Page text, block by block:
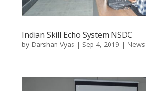
Indian Skill Echo System NSDC
by Darshan Vyas | Sep 4, 2019 |